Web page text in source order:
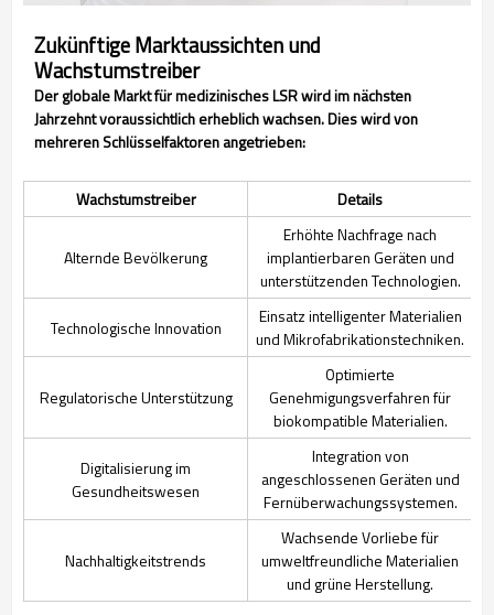
Zukünftige Marktaussichten und
Wachstumstreiber
Der globale Markt für medizinisches LSR wird im nächsten
Jahrzehnt voraussichtlich erheblich wachsen. Dies wird von
mehreren Schlüsselfaktoren angetrieben:
Wachstumstreiber Details
Alternde Bevölkerung
Erhöhte Nachfrage nach
implantierbaren Geräten und
unterstützenden Technologien.
Technologische Innovation
Einsatz intelligenter Materialien
und Mikrofabrikationstechniken.
Regulatorische Unterstützung
Optimierte
Genehmigungsverfahren für
biokompatible Materialien.
Digitalisierung im
Gesundheitswesen
Integration von
angeschlossenen Geräten und
Fernüberwachungssystemen.
Nachhaltigkeitstrends
Wachsende Vorliebe für
umweltfreundliche Materialien
und grüne Herstellung.